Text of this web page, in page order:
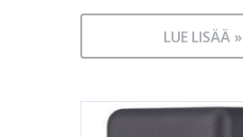
LUE LISÄÄ »